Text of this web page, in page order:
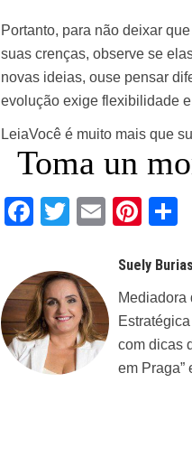
Portanto, para não deixar
suas crenças, observe se
novas ideias, ouse pensar
evolução exige flexibilidade
LeiaVocê é muito mais que
Toma un
Facebook
TwitterEmail
Suely
Mediadora
com dicas
em Praga”